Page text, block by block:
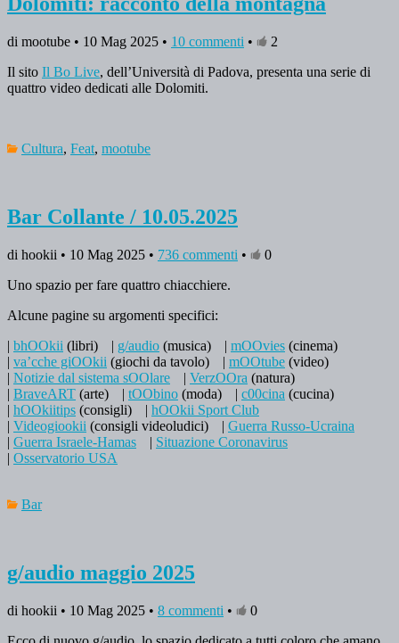
di mootube • 10 Mag 2025 • 10 commenti •
2
Il sito Il Bo Live, dell’Università di Padova, presenta una serie di
quattro video dedicati alle Dolomiti.
Cultura, Feat, mootube
Bar Collante / 10.05.2025
di hookii • 10 Mag 2025 • 736 commenti •
0
Uno spazio per fare quattro chiacchiere.
Alcune pagine su argomenti specifici:
| bhOOkii (libri) | g/audio (musica) | mOOvies (cinema)
| va’cche giOOkii (giochi da tavolo) | mOOtube (video)
| Notizie dal sistema sOOlare | VerzOOra (natura)
| BraveART (arte) | tOObino (moda) | c00cina (cucina)
| hOOkiitips (consigli) | hOOkii Sport Club
| Videogiookii (consigli videoludici) | Guerra Russo-Ucraina
| Guerra Israele-Hamas | Situazione Coronavirus
| Osservatorio USA
Bar
g/audio maggio 2025
di hookii • 10 Mag 2025 • 8 commenti •
0